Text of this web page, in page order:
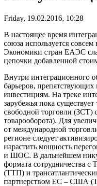
Friday, 19.02.2016, 10:28
В настоящее время
союза используется
Экономики стран ЕАЭС
цепочки добавленной
Внутри интеграционного
барьеров, препятствующих
инвестициям. На треке
зарубежья пока
свободной торговли (ЗСТ)
товарооборота). Для
от международной
регионе следует
нарастить мощность
и ШОС. В дальнейшем
формата сотрудничества с
(ТТП) и
партнерством ЕС – США